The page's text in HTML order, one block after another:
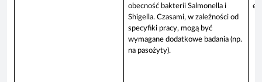
obecność bakterii Salmonella i
Shigella. Czasami, w zależności od
specyfiki pracy, mogą być
wymagane dodatkowe badania (np.
na pasożyty).